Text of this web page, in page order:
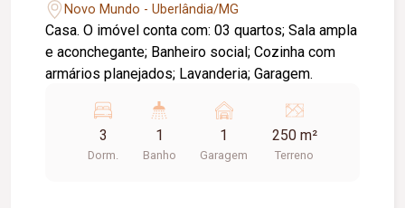
Novo Mundo - Uberlândia/MG
Casa. O imóvel conta com: 03 quartos; Sala ampla
e aconchegante; Banheiro social; Cozinha com
armários planejados; Lavanderia; Garagem.
3
Dorm.
1
Banho
1
Garagem
250 m²
Terreno